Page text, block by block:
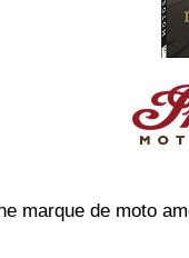
marque de moto